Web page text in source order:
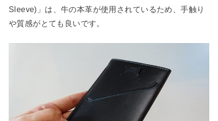
Sleeve)」は、牛の本革が使用されているため、手触り
や質感がとても良いです。